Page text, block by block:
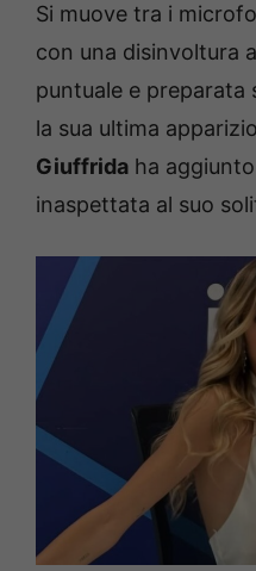
Si muove tra i
con una disinvoltura
puntuale e
la sua ultima
Giuffrida ha
inaspettata al suo